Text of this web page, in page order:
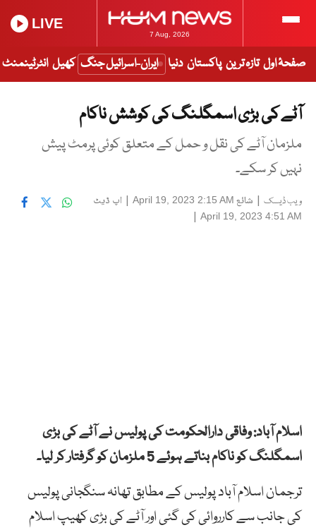
7 Aug, 2026
LIVE
صفحۂ اول تازہ ترین پاکستان دنیا ایران-اسرائیل جنگ کھیل انٹرٹینمنٹ
آٹے کی بڑی اسمگلنگ کی کوشش ناکام
ملزمان آٹے کی نقل و حمل کے متعلق کوئی پرمٹ پیش
نہیں کر سکے۔
ویب ڈیسک | شائع April 19, 2023 2:15 AM
| اپ ڈیٹ
April 19, 2023 4:51 AM
|
اسلام آباد: وفاقی دارالحکومت کی پولیس نے آٹے کی بڑی
اسمگلنگ کو ناکام بناتے ہوئے 5 ملزمان کو گرفتار کر لیا۔
ترجمان اسلام آباد پولیس کے مطابق تھانہ سنگجانی پولیس
کی جانب سے کارروائی کی گئی اور آٹے کی بڑی کھیپ اسلام